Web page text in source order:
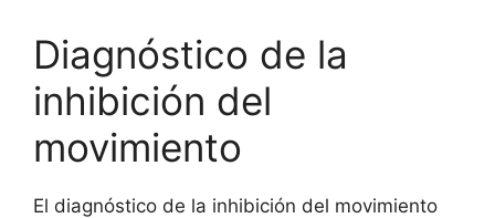
Diagnóstico de la
inhibición del
movimiento
El diagnóstico de la inhibición del movimiento